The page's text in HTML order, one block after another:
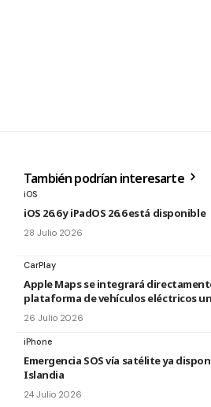
También podrían interesarte
iOS
iOS 26.6 y iPadOS 26.6 está disponible
28 Julio 2026
CarPlay
Apple Maps se integrará
plataforma de vehículos eléctricos
26 Julio 2026
iPhone
Emergencia SOS vía satélite ya
Islandia
24 Julio 2026